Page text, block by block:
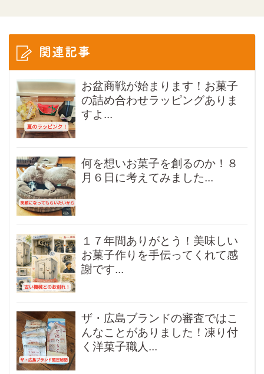
関連記事
お盆商戦が始まります！お菓子
の詰め合わせラッピングありま
すよ...
何を想いお菓子を創るのか！８
月６日に考えてみました...
１７年間ありがとう！美味しい
お菓子作りを手伝ってくれて感
謝です...
ザ・広島ブランドの審査ではこ
んなことがありました！凍り付
く洋菓子職人...